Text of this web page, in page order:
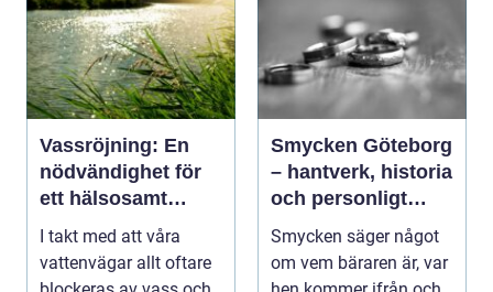
Vassröjning: En
nödvändighet för
ett hälsosamt
vattenlandskap
I takt med att våra
vattenvägar allt oftare
Smycken Göteborg
– hantverk, historia
och personligt
uttryck
Smycken säger något
om vem bäraren är, var